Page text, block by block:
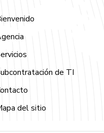
de TI
del sitio